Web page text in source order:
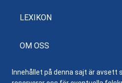
LEXIKON
OM OSS
Innehållet på denna sajt är avsett